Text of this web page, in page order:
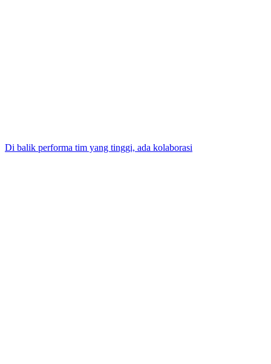
Di balik performa tim yang tinggi, ada kolaborasi